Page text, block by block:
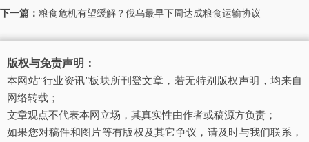
下一篇： 粮食危机有望缓解？俄乌最早下周达成粮食运输协议
版权与免责声明：
本网站“行业资讯”板块所刊登文章，若无特别版权声明，均来自
网络转载；
文章观点不代表本网立场，其真实性由作者或稿源方负责；
如果您对稿件和图片等有版权及其它争议，请及时与我们联系，